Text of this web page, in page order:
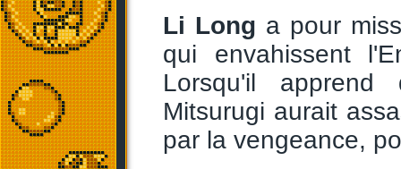
Li Long a pour
qui envahissent
Lorsqu'il
Mitsurugi aurait
par la vengeance,